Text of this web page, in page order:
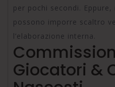
per pochi secondi.
possono imporre scaltro
l’elaborazione interna.
Giocatori &